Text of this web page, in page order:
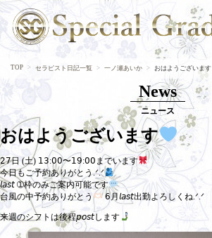
TOP セラピスト日記一覧 一ノ瀬あいか おはようございます
News
ニュース
おはようございます
𝟤𝟩日 (土) 𝟣𝟥:𝟢𝟢〜𝟣𝟫:𝟢𝟢までいます
今日もご予約ありがとう.ᐟ.ᐟ
𝘭𝘢𝘴𝘵 ➀枠のみご案内可能です
台風の中予約ありがとう
𝟨月𝘭𝘢𝘴𝘵出勤よろしくね.ᐟ.ᐟ
来週のシフトは後程𝘱𝘰𝘴𝘵します